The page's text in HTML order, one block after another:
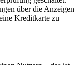
über die Anzeigen
Kreditkarte zu